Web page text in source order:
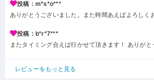
投稿：m*s*o***
ありがとうございました。また時間あえばよろしく
投稿：b*r*7***
またタイミング合えば行かせて頂きます！ ありがと
レビューをもっと見る